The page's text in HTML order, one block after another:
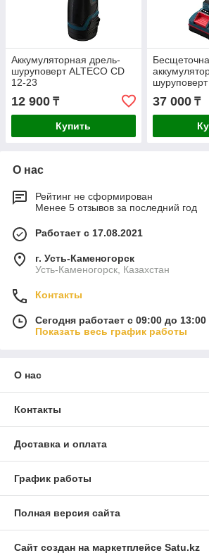
Аккумуляторная дрель-
шуруповерт ALTECO CD
12-23
12 900 ₸
Купить
37 000₸
О нас
Рейтинг не сформирован
Менее 5 отзывов за последний год
Работает с 17.08.2021
г. Усть-Каменогорск
Усть-Каменогорск, Казахстан
Контакты
Сегодня работает с 09:00 до 13:00
Показать весь график работы
О нас
Контакты
Доставка и оплата
График работы
Полная версия сайта
Сайт создан на маркетплейсе Satu.kz